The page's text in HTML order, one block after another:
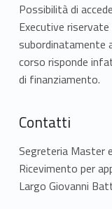
Possibilità di
Executive riservate
subordinatamente
corso risponde
di finanziamento.
Contatti
Segreteria Master
Ricevimento per
Largo Giovanni